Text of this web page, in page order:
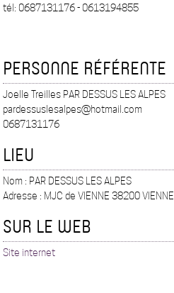
tél: 0687131176 - 0613194855
PERSONNE RÉFÉRENTE
Joelle Treilles PAR DESSUS LES ALPES
pardessuslesalpes@hotmail.com
0687131176
LIEU
Nom : PAR DESSUS LES ALPES
Adresse : MJC de VIENNE 38200 VIENNE
SUR LE WEB
Site internet